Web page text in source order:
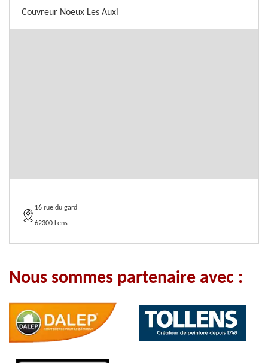
Couvreur Noeux Les Auxi
16 rue du gard
62300 Lens
Nous sommes partenaire avec :